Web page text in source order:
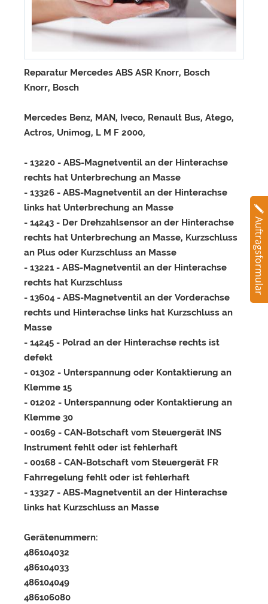
Reparatur Mercedes ABS ASR Knorr, Bosch
Knorr, Bosch
Mercedes Benz, MAN, Iveco, Renault Bus, Atego,
Actros, Unimog, L M F 2000,
- 13220 - ABS-Magnetventil an der Hinterachse
rechts hat Unterbrechung an Masse
- 13326 - ABS-Magnetventil an der Hinterachse
links hat Unterbrechung an Masse
- 14243 - Der Drehzahlsensor an der Hinterachse
rechts hat Unterbrechung an Masse, Kurzschluss
an Plus oder Kurzschluss an Masse
- 13221 - ABS-Magnetventil an der Hinterachse
rechts hat Kurzschluss
- 13604 - ABS-Magnetventil an der Vorderachse
rechts und Hinterachse links hat Kurzschluss an
Masse
- 14245 - Polrad an der Hinterachse rechts ist
defekt
- 01302 - Unterspannung oder Kontaktierung an
Klemme 15
- 01202 - Unterspannung oder Kontaktierung an
Klemme 30
- 00169 - CAN-Botschaft vom Steuergerät INS
Instrument fehlt oder ist fehlerhaft
- 00168 - CAN-Botschaft vom Steuergerät FR
Fahrregelung fehlt oder ist fehlerhaft
- 13327 - ABS-Magnetventil an der Hinterachse
links hat Kurzschluss an Masse
Gerätenummern:
486104032
486104033
486104049
486106080
Auftragsformular